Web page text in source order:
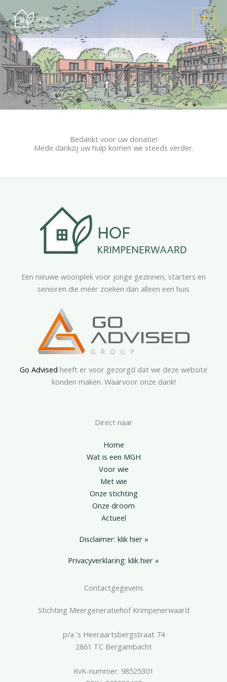
naar
de
inhoud
Bedankt
Bedankt voor uw donatie!
Mede dankzij uw hulp komen we steeds verder.
Een nieuwe woonplek voor jonge gezinnen, starters en
senioren die méér zoeken dan alleen een huis
Go Advised heeft er voor gezorgd dat we deze website
konden maken. Waarvoor onze dank!
Direct naar
Home
Wat is een MGH
Voor wie
Met wie
Onze stichting
Onze droom
Actueel
Disclaimer: klik hier »
Privacyverklaring: klik hier »
Contactgegevens
Stichting Meergeneratiehof Krimpenerwaard
p/a 's Heeraartsbergstraat 74
2861 TC Bergambacht
KvK-nummer: 98525301